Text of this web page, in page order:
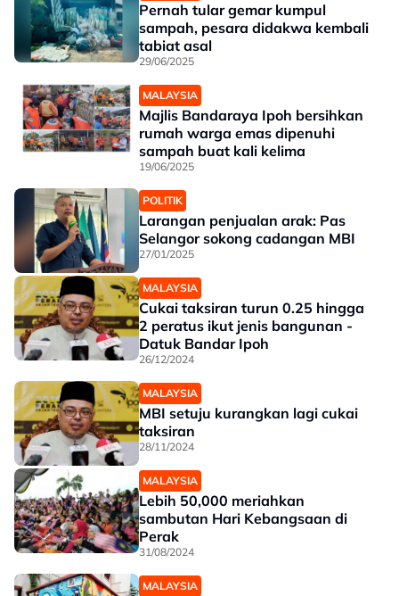
Pernah tular gemar kumpul
sampah, pesara didakwa kembali
tabiat asal
29/06/2025
MALAYSIA
Majlis Bandaraya Ipoh bersihkan
rumah warga emas dipenuhi
sampah buat kali kelima
19/06/2025
POLITIK
Larangan penjualan arak: Pas
Selangor sokong cadangan MBI
27/01/2025
MALAYSIA
Cukai taksiran turun 0.25 hingga
2 peratus ikut jenis bangunan -
Datuk Bandar Ipoh
26/12/2024
MALAYSIA
MBI setuju kurangkan lagi cukai
taksiran
28/11/2024
MALAYSIA
Lebih 50,000 meriahkan
sambutan Hari Kebangsaan di
Perak
31/08/2024
MALAYSIA